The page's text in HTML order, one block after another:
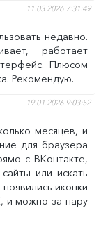
11.03.2026 7:31:49
недавно.
работает
Плюсом
Рекомендую.
19.01.2026 9:03:52
месяцев, и
для браузера
с ВКонтакте,
или искать
иконки
и можно за пару